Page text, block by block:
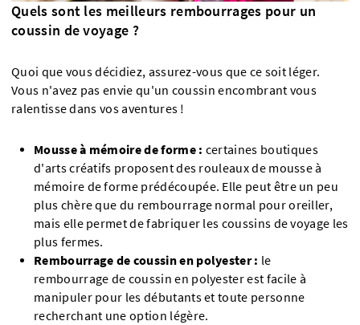
Quels sont les meilleurs rembourrages pour un
coussin de voyage ?
Quoi que vous décidiez, assurez-vous que ce soit léger.
Vous n'avez pas envie qu'un coussin encombrant vous
ralentisse dans vos aventures !
Mousse à mémoire de forme : certaines boutiques
d'arts créatifs proposent des rouleaux de mousse à
mémoire de forme prédécoupée. Elle peut être un peu
plus chère que du rembourrage normal pour oreiller,
mais elle permet de fabriquer les coussins de voyage les
plus fermes.
Rembourrage de coussin en polyester : le
rembourrage de coussin en polyester est facile à
manipuler pour les débutants et toute personne
recherchant une option légère.